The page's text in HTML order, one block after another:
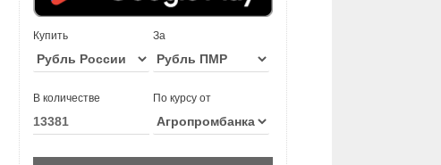
Купить За
В количестве По курсу от